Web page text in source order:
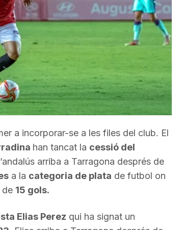
volum.
a incorporar-se a les files del club. El
han tancat la cessió del
arriba a Tarragona després de
a la categoria de plata de futbol on
de 15 gols.
Elias Perez qui ha signat un